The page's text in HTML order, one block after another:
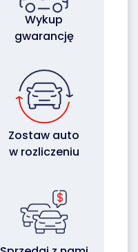
Wykup
gwarancję
Zostaw auto
w rozliczeniu